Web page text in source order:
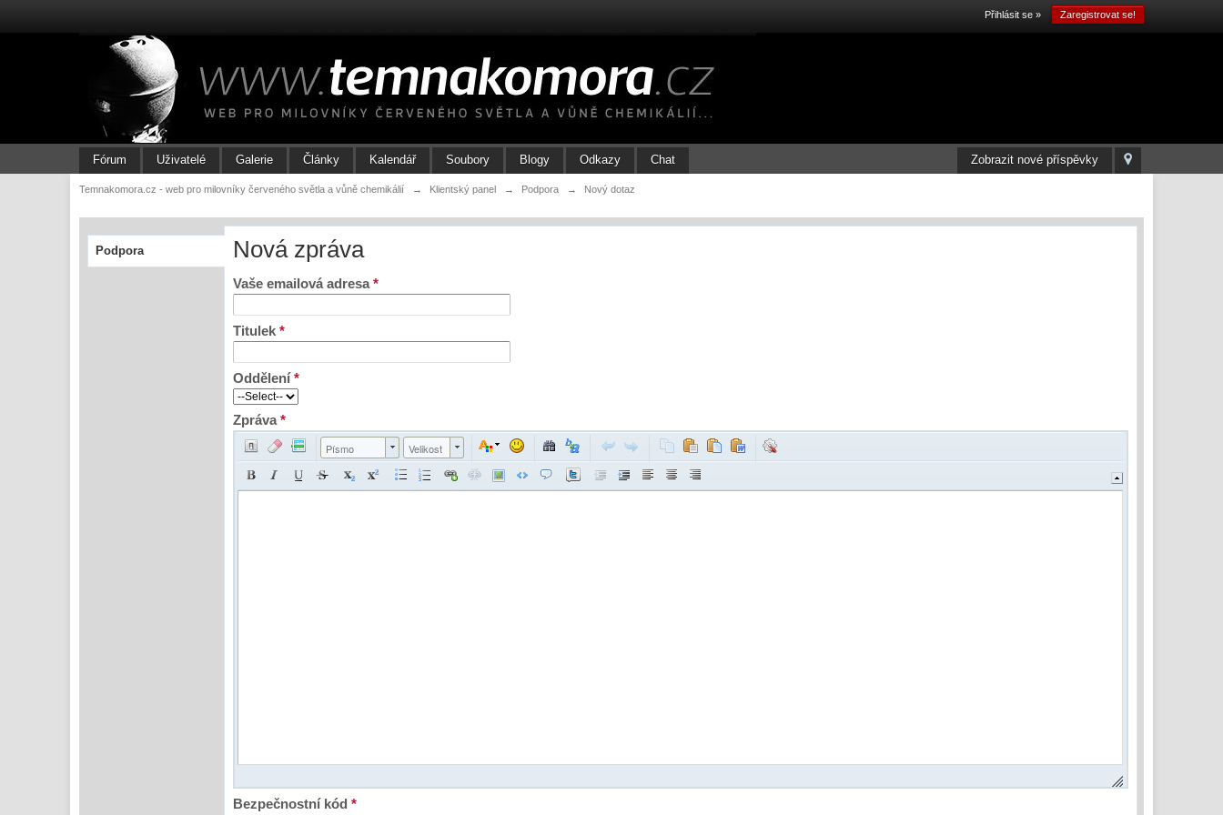
Přihlásit se » Zaregistrovat se!
Zobrazit nové příspěvky
Fórum Uživatelé Galerie Články Kalendář Soubory Blogy Odkazy Chat
Temnakomora.cz - web pro milovníky červeného světla a vůně chemikálií → Klientský panel → Podpora → Nový dotaz
Podpora Nová zpráva
Vaše emailová adresa*
Titulek*
Oddělení*
Zpráva*
Písmo Velikost
Bezpečnostní kód*